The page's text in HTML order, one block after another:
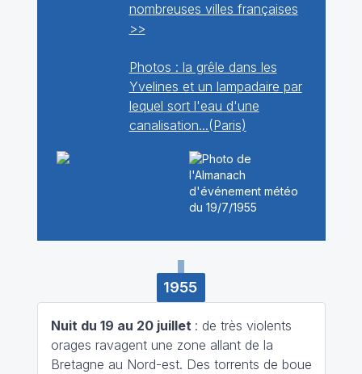
nombreuses villes françaises
>>
Photos : la grêle dans les
Yvelines et un lampadaire par
lequel sort l'eau d'une
canalisation...(Paris)
1955
Nuit du 19 au 20 juillet : de très violents
orages ravagent une zone allant de la
Bretagne au Nord-est. Des torrents de boue